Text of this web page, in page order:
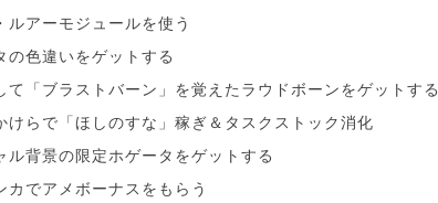
ルアーモジュールを使う
の色違いをゲットする
て「ブラストバーン」を覚えたラウドボーンをゲットする
けらで「ほしのすな」稼ぎ＆タスクストック消化
ル背景の限定ホゲータをゲットする
カでアメボーナスをもらう